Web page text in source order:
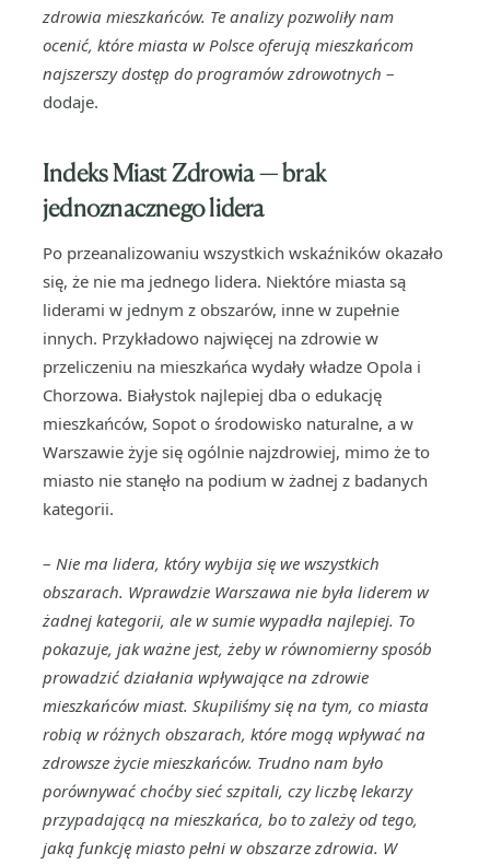
zdrowia mieszkańców. Te analizy pozwoliły nam
ocenić, które miasta w Polsce oferują mieszkańcom
najszerszy dostęp do programów zdrowotnych –
dodaje.
Indeks Miast Zdrowia — brak
jednoznacznego lidera
Po przeanalizowaniu wszystkich wskaźników okazało
się, że nie ma jednego lidera. Niektóre miasta są
liderami w jednym z obszarów, inne w zupełnie
innych. Przykładowo najwięcej na zdrowie w
przeliczeniu na mieszkańca wydały władze Opola i
Chorzowa. Białystok najlepiej dba o edukację
mieszkańców, Sopot o środowisko naturalne, a w
Warszawie żyje się ogólnie najzdrowiej, mimo że to
miasto nie stanęło na podium w żadnej z badanych
kategorii.
– Nie ma lidera, który wybija się we wszystkich
obszarach. Wprawdzie Warszawa nie była liderem w
żadnej kategorii, ale w sumie wypadła najlepiej. To
pokazuje, jak ważne jest, żeby w równomierny sposób
prowadzić działania wpływające na zdrowie
mieszkańców miast. Skupiliśmy się na tym, co miasta
robią w różnych obszarach, które mogą wpływać na
zdrowsze życie mieszkańców. Trudno nam było
porównywać choćby sieć szpitali, czy liczbę lekarzy
przypadającą na mieszkańca, bo to zależy od tego,
jaką funkcję miasto pełni w obszarze zdrowia. W